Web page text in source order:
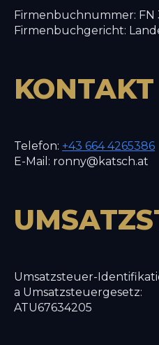
Firmenbuchnummer: FN
Firmenbuchgericht:
KONTAKT
Telefon: +43 664 4265386
E-Mail: ronny@katsch.at
Umsatzsteuer-
a Umsatzsteuergesetz:
ATU67634205